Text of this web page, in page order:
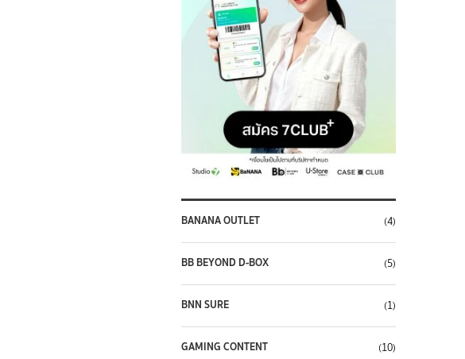
BANANA OUTLET (4)
BB BEYOND D-BOX (5)
BNN SURE (1)
GAMING CONTENT (10)